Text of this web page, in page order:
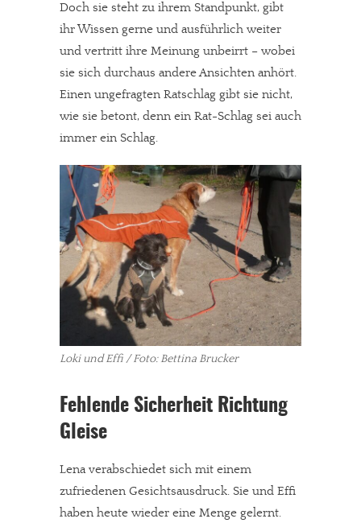
In eigener Sache
Dir gefällt unsere Arbeit?
meinesuedstadt.de finanziert sich durch Partnerprofile und
Doch sie steht zu ihrem Standpunkt, gibt
ihr Wissen gerne und ausführlich weiter
und vertritt ihre Meinung unbeirrt – wobei
sie sich durchaus andere Ansichten anhört.
Einen ungefragten Ratschlag gibt sie nicht,
wie sie betont, denn ein Rat-Schlag sei auch
immer ein Schlag.
Loki und Effi / Foto: Bettina Brucker
Fehlende Sicherheit Richtung
Gleise
Lena verabschiedet sich mit einem
zufriedenen Gesichtsausdruck. Sie und Effi
haben heute wieder eine Menge gelernt.